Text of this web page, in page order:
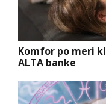
Komfor po meri
ALTA banke